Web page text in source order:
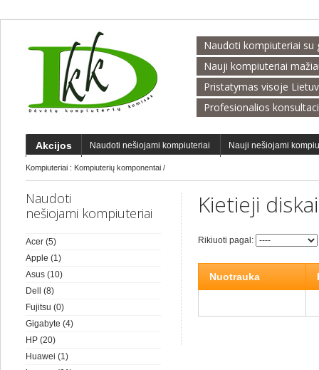
Naudoti kompiuteriai su
Nauji kompiuteriai
Pristatymas visoje
Profesionalios
Akcijos Naudoti nešiojami kompiuteriai Nauji nešiojami
Kompiuteriai : Kompiuterių komponentai /
Naudoti
nešiojami kompiuteriai
Acer (5)
Apple (1)
Asus (10)
Dell
(8)
Fujitsu (0)
Gigabyte (4)
HP (20)
Huawei (1)
Kietieji
Rikiuoti pagal:
Nuotrauka